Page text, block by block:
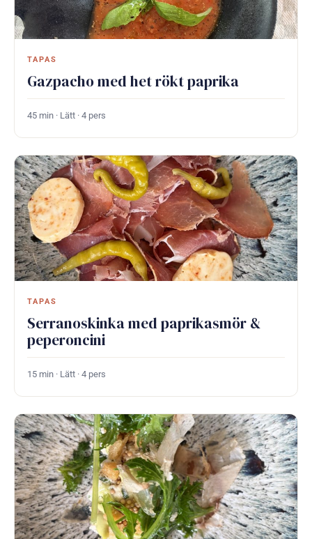
TAPAS
Gazpacho med het rökt paprika
45 min · Lätt · 4 pers
TAPAS
Serranoskinka med paprikasmör &
peperoncini
15 min · Lätt · 4 pers